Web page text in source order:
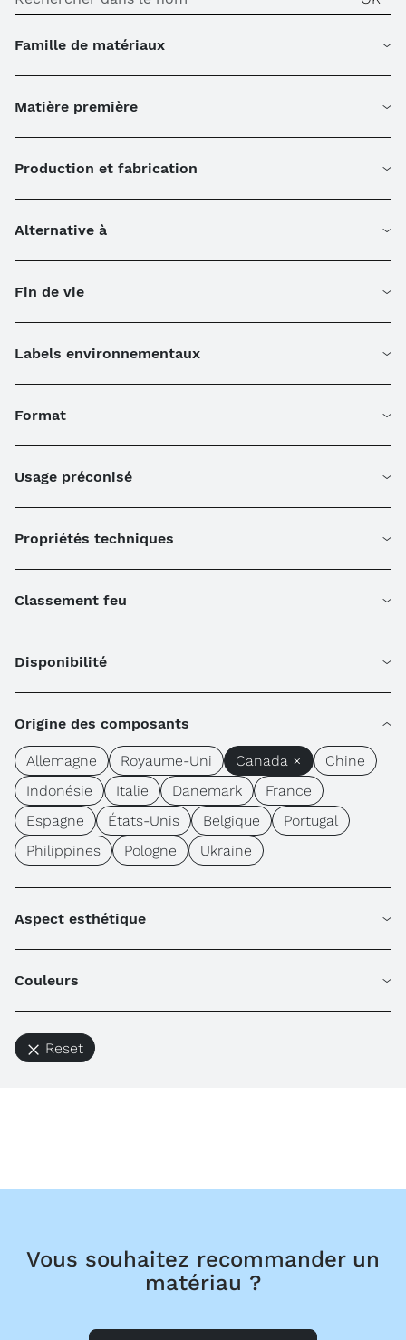
Famille de matériaux
Matière première
Production et fabrication
Alternative à
Fin de vie
Labels environnementaux
Format
Usage préconisé
Propriétés techniques
Classement feu
Disponibilité
Origine des composants
Allemagne Royaume-Uni Canada ×
Chine
Indonésie
Italie Danemark
France
Espagne
États-Unis Belgique
Portugal
Philippines
Pologne Ukraine
Aspect esthétique
Couleurs
Reset
Vous souhaitez recommander un
matériau ?